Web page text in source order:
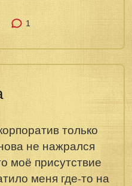
1
только
не нажрался
моё присутствие
меня где-то на